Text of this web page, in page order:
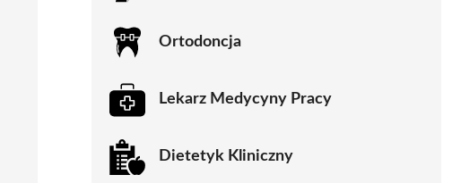
Ortodoncja
Lekarz Medycyny Pracy
Dietetyk Kliniczny